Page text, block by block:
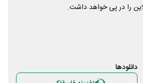
را در پی خواهد داشت.
دانلود‌ها